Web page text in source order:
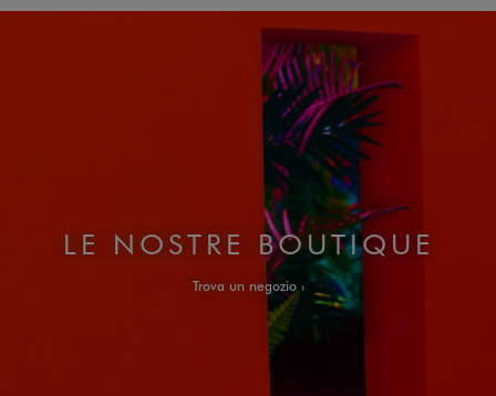
LE NOSTRE BOUTIQUE
Trova un negozio